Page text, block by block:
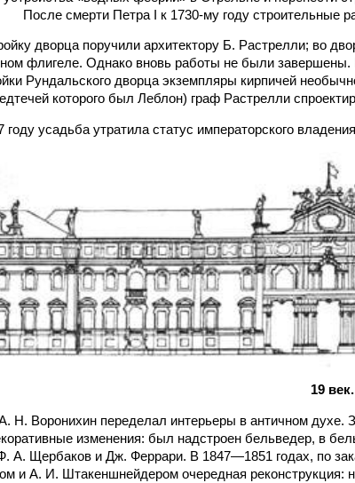
После смерти Петра I к 1730-му году строительные
дворца поручили архитектору Б. Растрелли; во
флигеле. Однако вновь работы не были
Рундальского дворца экземпляры кирпичей
которого был Леблон) граф Растрелли
году усадьба утратила статус императорского
19 век.
Н. Воронихин переделал интерьеры в античном
изменения: был надстроен бельведер, в
А. Щербаков и Дж. Феррари. В 1847—1851 годах, по
и А. И. Штакеншнейдером очередная